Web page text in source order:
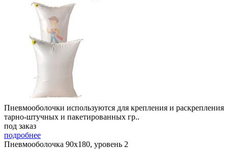
Пневмооболочки используются для крепления и раскрепления
тарно-штучных и пакетированных гр..
под заказ
подробнее
Пневмооболочка 90х180, уровень 2